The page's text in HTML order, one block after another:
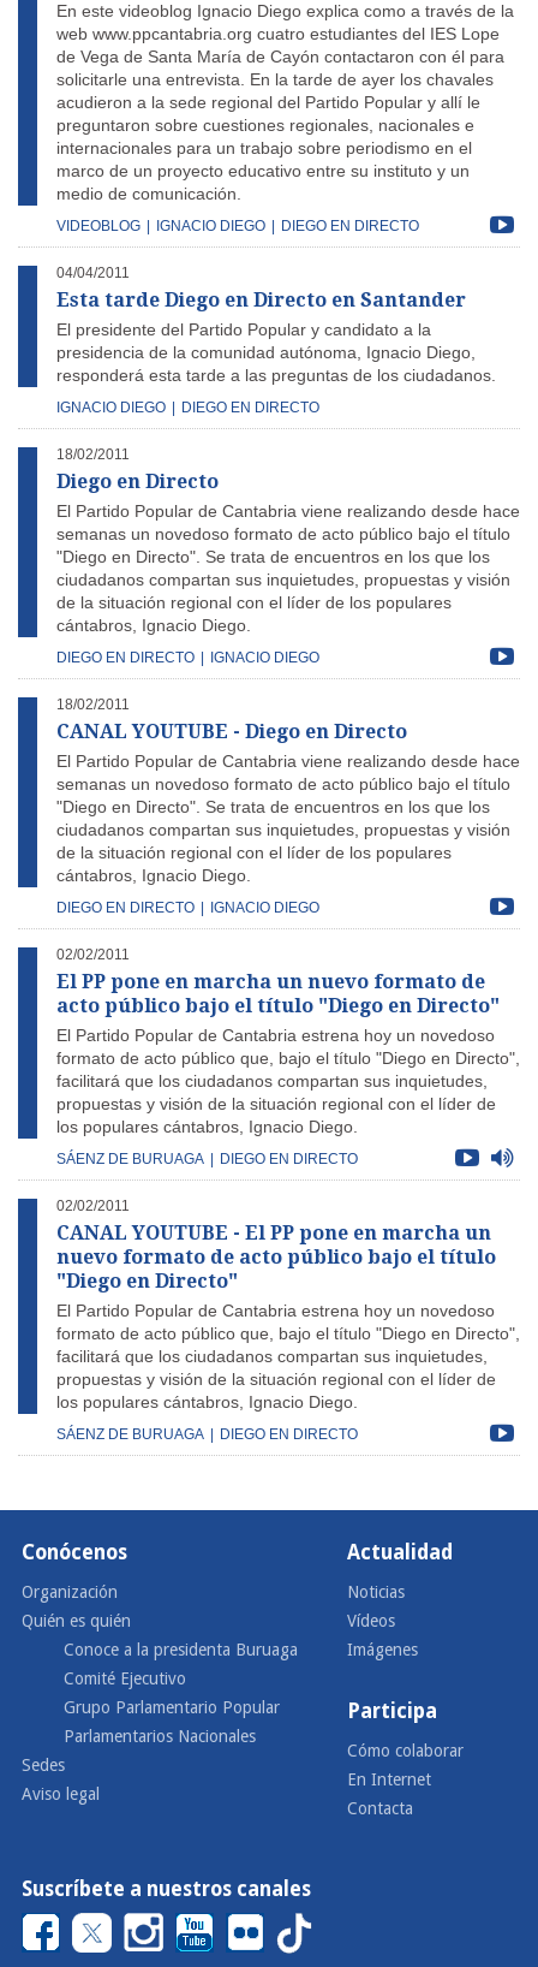
En este videoblog Ignacio Diego explica como a través de la
web www.ppcantabria.org cuatro estudiantes del IES Lope
de Vega de Santa María de Cayón contactaron con él para
solicitarle una entrevista. En la tarde de ayer los chavales
acudieron a la sede regional del Partido Popular y allí le
preguntaron sobre cuestiones regionales, nacionales e
internacionales para un trabajo sobre periodismo en el
marco de un proyecto educativo entre su instituto y un
medio de comunicación.
VIDEOBLOG IGNACIO DIEGO DIEGO EN DIRECTO
04/04/2011
Esta tarde Diego en Directo en Santander
El presidente del Partido Popular y candidato a la
presidencia de la comunidad autónoma, Ignacio Diego,
responderá esta tarde a las preguntas de los ciudadanos.
IGNACIO DIEGO DIEGO EN DIRECTO
18/02/2011
Diego en Directo
El Partido Popular de Cantabria viene realizando desde hace
semanas un novedoso formato de acto público bajo el título
"Diego en Directo". Se trata de encuentros en los que los
ciudadanos compartan sus inquietudes, propuestas y visión
de la situación regional con el líder de los populares
cántabros, Ignacio Diego.
DIEGO EN DIRECTO IGNACIO DIEGO
18/02/2011
CANAL YOUTUBE - Diego en Directo
El Partido Popular de Cantabria viene realizando desde hace
semanas un novedoso formato de acto público bajo el título
"Diego en Directo". Se trata de encuentros en los que los
ciudadanos compartan sus inquietudes, propuestas y visión
de la situación regional con el líder de los populares
cántabros, Ignacio Diego.
DIEGO EN DIRECTO IGNACIO DIEGO
02/02/2011
El PP pone en marcha un nuevo formato de
acto público bajo el título "Diego en Directo"
El Partido Popular de Cantabria estrena hoy un novedoso
formato de acto público que, bajo el título "Diego en Directo",
facilitará que los ciudadanos compartan sus inquietudes,
propuestas y visión de la situación regional con el líder de
los populares cántabros, Ignacio Diego.
SÁENZ DE BURUAGA DIEGO EN DIRECTO
02/02/2011
CANAL YOUTUBE - El PP pone en marcha un
nuevo formato de acto público bajo el título
"Diego en Directo"
El Partido Popular de Cantabria estrena hoy un novedoso
formato de acto público que, bajo el título "Diego en Directo",
facilitará que los ciudadanos compartan sus inquietudes,
propuestas y visión de la situación regional con el líder de
los populares cántabros, Ignacio Diego.
SÁENZ DE BURUAGA DIEGO EN DIRECTO
Conócenos
Organización
Quién es quién
Conoce a la presidenta Buruaga
Comité Ejecutivo
Grupo Parlamentario Popular
Parlamentarios Nacionales
Sedes
Aviso legal
Actualidad
Noticias
Vídeos
Imágenes
Participa
Cómo colaborar
En Internet
Contacta
Suscríbete a nuestros canales